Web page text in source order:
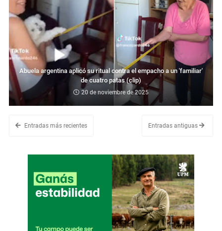
Abuela argentina aplicó su ritual contra el empacho a un 'familiar'
de cuatro patas (clip)
20 de noviembre de 2025
Entradas más recientes Entradas antiguas